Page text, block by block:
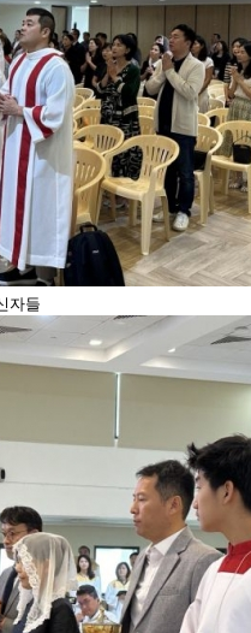
자들